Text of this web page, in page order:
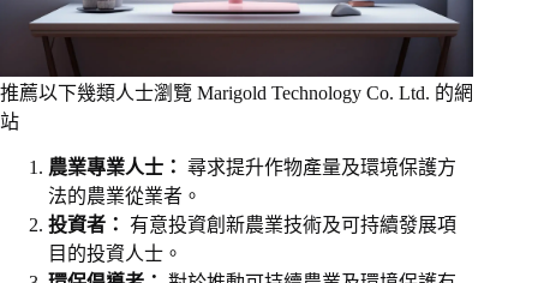
推薦以下幾類人士瀏覽 Marigold Technology Co. Ltd. 的網
站
農業專業人士： 尋求提升作物產量及環境保護方
法的農業從業者。
投資者：
有意投資創新農業技術及可持續發展項
目的投資人士。